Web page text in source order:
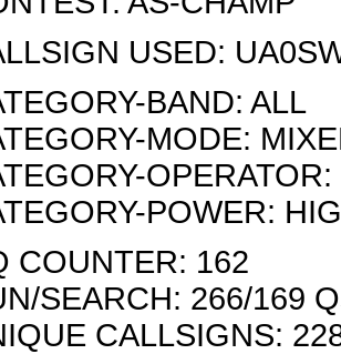
USED:
BAND: ALL
MODE:
POWER:
COUNTER: 162
SEARCH: 266/169
CALLSIGNS: